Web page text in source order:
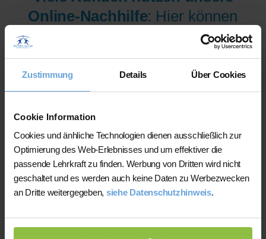
Zustimmung Details Über Cookies
Cookie Information
Cookies und änhliche Technologien dienen ausschließlich zur
Optimierung des Web-Erlebnisses und um effektiver die
passende Lehrkraft zu finden. Werbung von Dritten wird nicht
geschaltet und es werden auch keine Daten zu Werbezwecken
an Dritte weitergegeben, siehe Datenschutzhinweis.
Online-Nachhilfe: Hier können
wir Ihnen aus mehr als 300
Lehrer/innen pro Fach und
Niveau die am besten
qualifizierten Lehrer/innen sofort
zur Verfügung stellen.
Jetzt verfügbare Lehrer/innen
für Online-Nachhilfe anzeigen
lassen.